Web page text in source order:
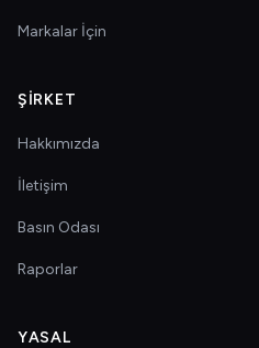
Markalar İçin
ŞIRKET
Hakkımızda
İletişim
Basın Odası
Raporlar
YASAL